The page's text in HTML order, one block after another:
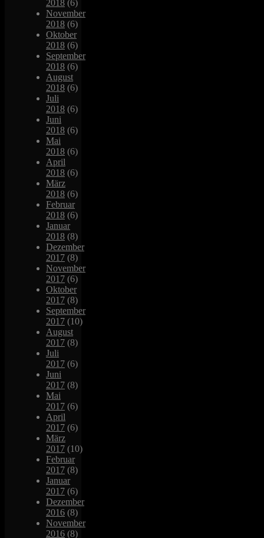
2018 (6)
November
2018 (6)
Oktober
2018 (6)
September
2018 (6)
August
2018 (6)
Juli
2018 (6)
Juni
2018 (6)
Mai
2018 (6)
April
2018 (6)
März
2018 (6)
Februar
2018 (6)
Januar
2018 (8)
Dezember
2017 (8)
November
2017 (6)
Oktober
2017 (8)
September
2017 (10)
August
2017 (8)
Juli
2017 (6)
Juni
2017 (8)
Mai
2017 (6)
April
2017 (6)
März
2017 (10)
Februar
2017 (8)
Januar
2017 (6)
Dezember
2016 (8)
November
2016 (8)